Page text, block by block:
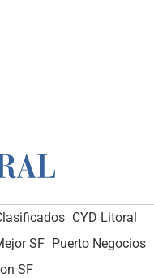
CYD Litoral
SF Puerto Negocios
SF